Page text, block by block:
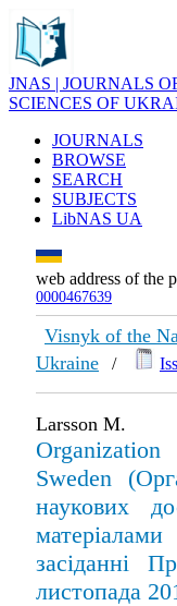
JNAS | JOURNALS
SCIENCES OF
JOURNALS
BROWSE
SEARCH
SUBJECTS
LibNAS UA
web address of the
0000467639
Visnyk of the
Ukraine /
Larsson M.
Sweden
наукових
засіданні
листопада